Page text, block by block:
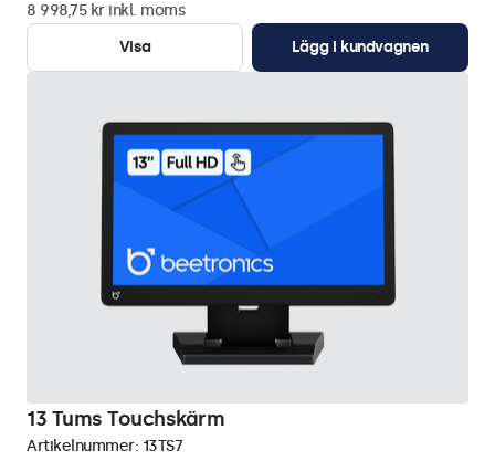
8 998,75 kr inkl. moms
Visa
Lägg i kundvagnen
13 Tums Touchskärm
Artikelnummer: 13TS7